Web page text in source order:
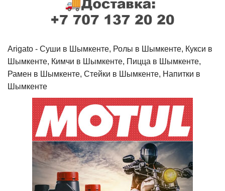
Arigato - Cуши в Шымкенте, Ролы в Шымкенте, Кукси в
Шымкенте, Кимчи в Шымкенте, Пицца в Шымкенте,
Рамен в Шымкенте, Стейки в Шымкенте, Напитки в
Шымкенте